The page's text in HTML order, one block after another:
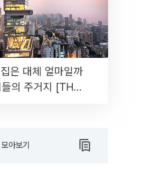
은 대체 얼마일까
의 주거지 [THE
아보기